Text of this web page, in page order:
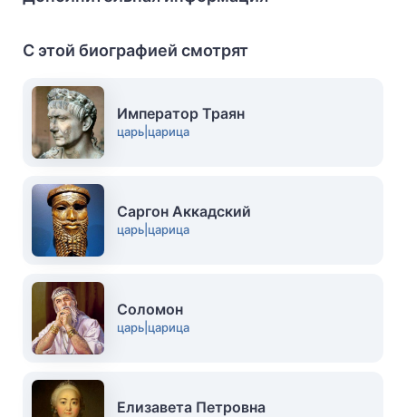
С этой биографией смотрят
Император Траян
царь|царица
Саргон Аккадский
царь|царица
Соломон
царь|царица
Елизавета Петровна